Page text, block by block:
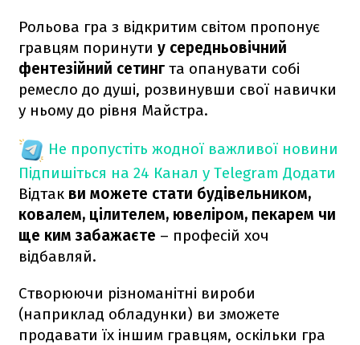
Рольова гра з відкритим світом пропонує
гравцям поринути у середньовічний
фентезійний сетинг та опанувати собі
ремесло до душі, розвинувши свої навички
у ньому до рівня Майстра.
Не пропустіть жодної важливої новини
Підпишіться на 24 Канал у Telegram Додати
Відтак ви можете стати будівельником,
ковалем, цілителем, ювеліром, пекарем чи
ще ким забажаєте – професій хоч
відбавляй.
Створюючи різноманітні вироби
(наприклад обладунки) ви зможете
продавати їх іншим гравцям, оскільки гра